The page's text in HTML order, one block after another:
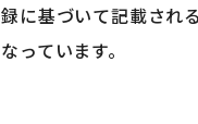
に基づいて記載さ
っています。